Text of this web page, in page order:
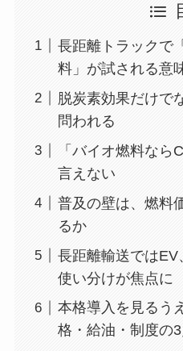
長距離トラックで
料」が試される意
脱炭素効果だけで
問われる
「バイオ燃料なら
言えない
普及の壁は、燃料
るか
長距離輸送では
使い分けが焦点に
本格導入を見るう
格・給油・制度の3